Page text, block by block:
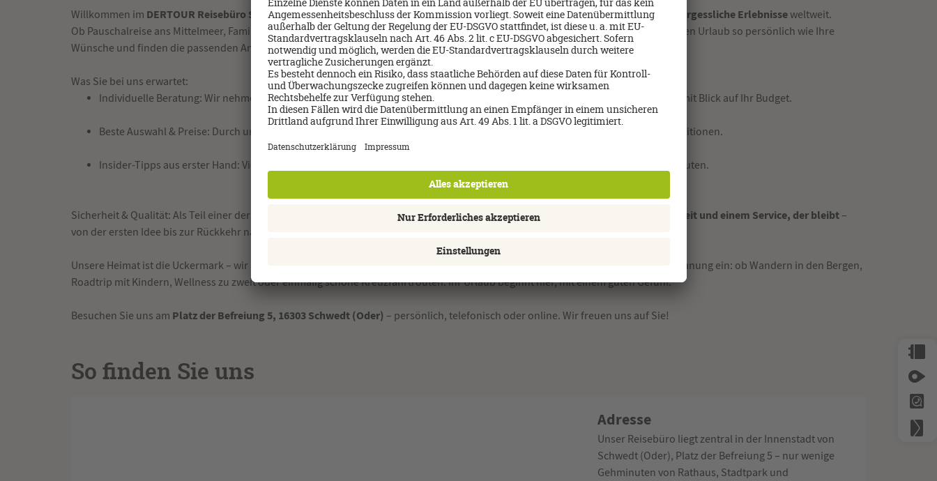
Willkommen im DERTOUR Reisebüro Schwedt (Oder) – Ihrem verlässlichen Partner für Urlaubsberatung, Reiseplanung und unvergessliche Erlebnisseweltweit.
Ob Pauschalreise ans Mittelmeer, Familienurlaub in den Ferien, Kreuzfahrt, Rundreise oder individuelle Fernreise – wir gestalten Ihren Urlaub so persönlich wie Ihre
Wünsche und finden die passenden Angebote führender Reiseveranstalter, Kreuzfahrtreedereien, Fluggesellschaften und Hotels.
Was Sie bei uns erwartet:
Individuelle Beratung: Wir nehmen uns Zeit, hören zu und planen mit Ihnen Schritt für Schritt – transparent, strukturiert und mit Blick auf Ihr Budget.
Beste Auswahl & Preise: Durch unsere starke Partnerlandschaft vergleichen wir tagesaktuell und sichern Ihnen attraktive Konditionen.
Insider-Tipps aus erster Hand: Viele Ziele kennen wir persönlich – von Skandinavien bis Südostasien, von Citytrips bis Naturrouten.
Sicherheit & Qualität: Als Teil einer der größten Reisebüroketten Deutschlandsprofitieren Sie von geprüfter Qualität, Zuverlässigkeit und einem Service, der bleibt –
von der ersten Idee bis zur Rückkehr nach Hause.
Unsere Heimat ist die Uckermark – wir lieben Natur, Bewegung und echte Erholung. Genau dieses Gespür bringen wir in Ihre Reiseplanung ein: ob Wandern in den Bergen,
Roadtrip mit Kindern, Wellness zu zweit oder einmalig schöne Kreuzfahrtrouten. Ihr Urlaub beginnt hier, mit einem guten Gefühl.
Besuchen Sie uns am Platz der Befreiung 5, 16303 Schwedt (Oder) – persönlich, telefonisch oder online. Wir freuen uns auf Sie!
So finden Sie uns
Adresse
Unser Reisebüro liegt zentral in der Innenstadt von
Schwedt (Oder), Platz der Befreiung 5 – nur wenige
Gehminuten von Rathaus, Stadtpark und